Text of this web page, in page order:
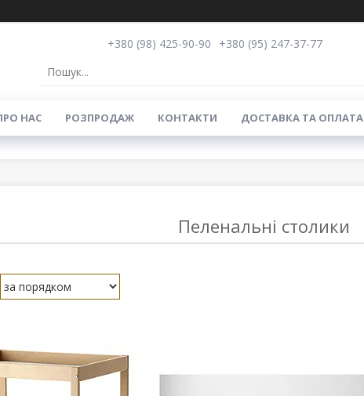
+380 (98) 425-90-90
+380 (95) 247-37-77
НАС РОЗПРОДАЖ КОНТАКТИ ДОСТАВКА ТА ОПЛАТА
Пеленальні столики